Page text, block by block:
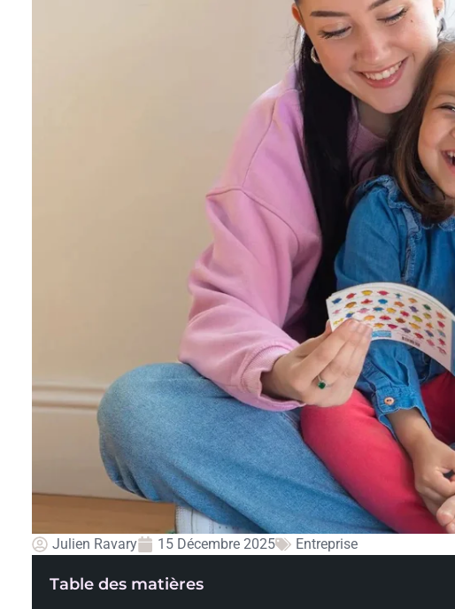
Julien Ravary 15 Décembre 2025 Entreprise
Table des matières